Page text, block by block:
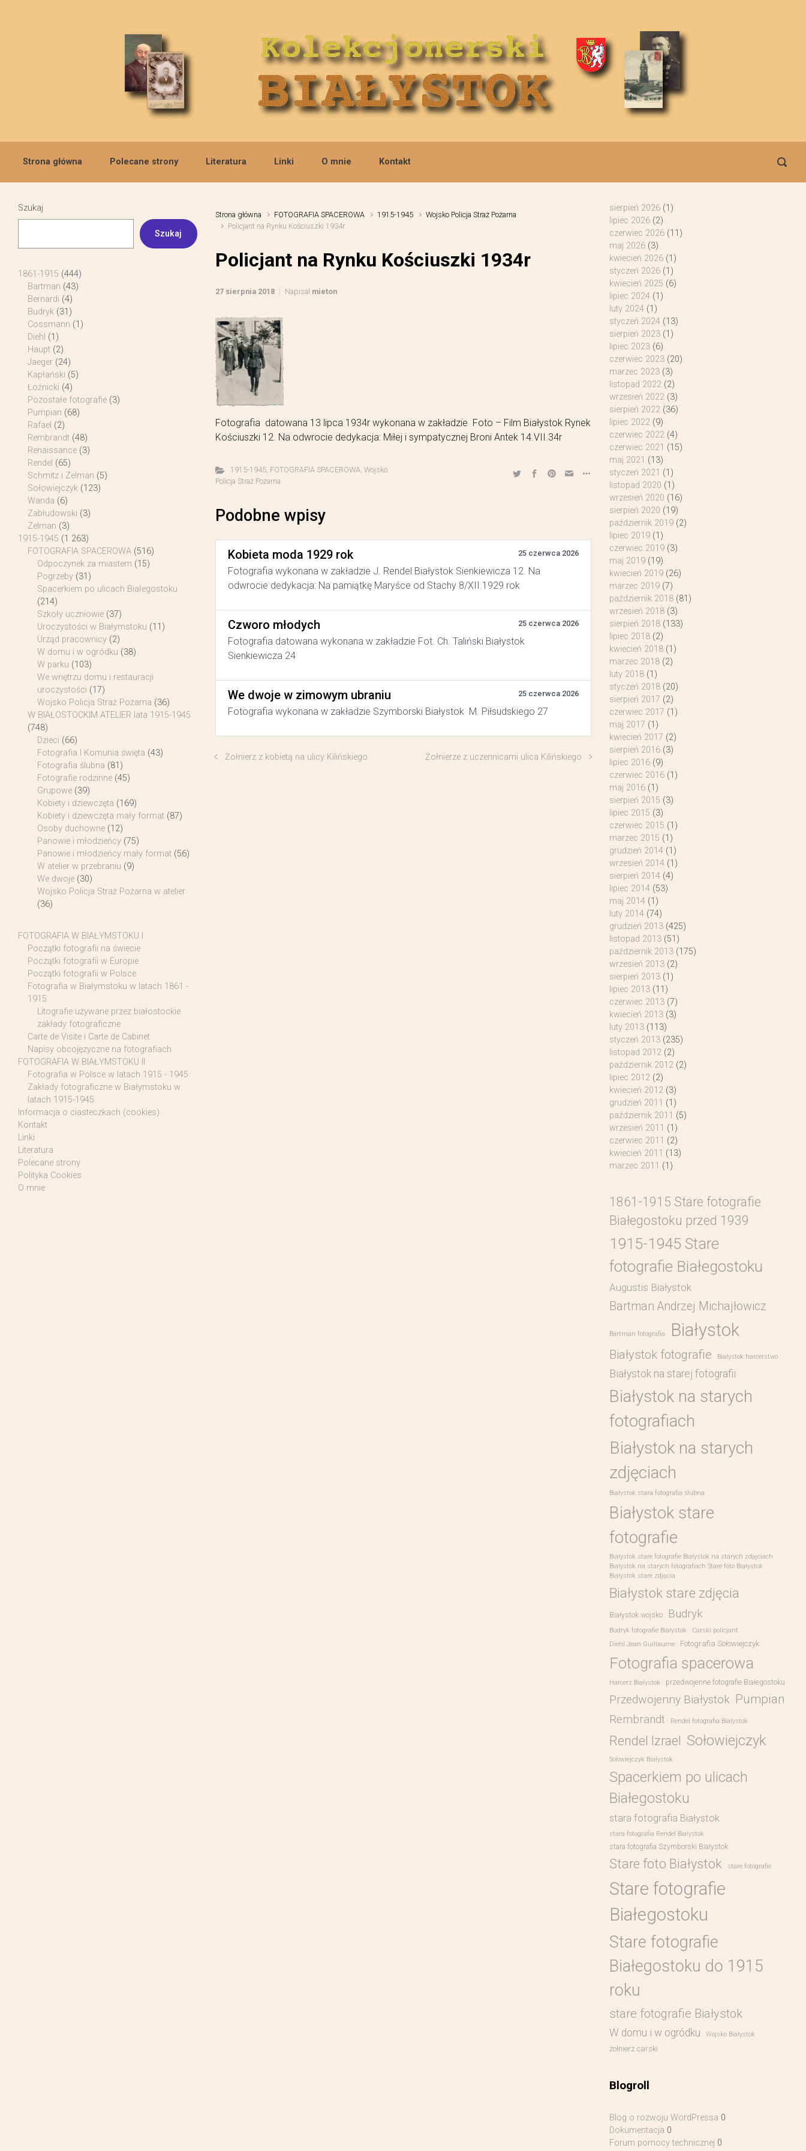
Strona główna Polecane strony Literatura Linki O mnie Kontakt
Strona główna FOTOGRAFIA SPACEROWA 1915-1945
Wojsko Policja Straż Pożarna
Policjant na Rynku Kościuszki 1934r
Policjant na Rynku Kościuszki 1934r
27 sierpnia 2018 Napisał mieton
Fotografia datowana 13 lipca 1934r wykonana w zakładzie Foto – Film Białystok Rynek
Kościuszki 12. Na odwrocie dedykacja: Miłej i sympatycznej Broni Antek 14.VII.34r
1915-1945, FOTOGRAFIA SPACEROWA,Wojsko
Policja Straż Pożarna
Podobne wpisy
Kobieta moda 1929 rok 25 czerwca 2026
Fotografia wykonana w zakładzie J. Rendel Białystok Sienkiewicza 12. Na
odwrocie dedykacja: Na pamiątkę Maryśce od Stachy 8/XII.1929 rok
Czworo młodych 25 czerwca 2026
Fotografia datowana wykonana w zakładzie Fot. Ch. Taliński Białystok
Sienkiewicza 24
We dwoje w zimowym ubraniu 25 czerwca 2026
Fotografia wykonana w zakładzie Szymborski Białystok M. Piłsudskiego 27
Żołnierz z kobietą na ulicy Kilińskiego Żołnierze z uczennicami ulica Kilińskiego
Szukaj
Szukaj
1861-1915 (444)
Bartman (43)
Bernardi (4)
Budryk (31)
Cossmann (1)
Diehl (1)
Haupt (2)
Jaeger (24)
Kapłański (5)
Łoźnicki (4)
Pozostałe fotografie (3)
Pumpian (68)
Rafael (2)
Rembrandt (48)
Renaissance (3)
Rendel (65)
Schmitz i Zelman (5)
Sołowiejczyk (123)
Wanda (6)
Zabłudowski (3)
Zelman (3)
1915-1945 (1 263)
FOTOGRAFIA SPACEROWA (516)
Odpoczynek za miastem (15)
Pogrzeby (31)
Spacerkiem po ulicach Białegostoku
(214)
Szkoły uczniowie (37)
Uroczystości w Białymstoku (11)
Urząd pracownicy (2)
W domu i w ogródku (38)
W parku (103)
We wnętrzu domu i restauracji
uroczystości (17)
Wojsko Policja Straż Pożarna (36)
W BIAŁOSTOCKIM ATELIER lata 1915-1945
(748)
Dzieci (66)
Fotografia I Komunia święta (43)
Fotografia ślubna (81)
Fotografie rodzinne (45)
Grupowe (39)
Kobiety i dziewczęta (169)
Kobiety i dziewczęta mały format (87)
Osoby duchowne (12)
Panowie i młodzieńcy (75)
Panowie i młodzieńcy mały format (56)
W atelier w przebraniu (9)
We dwoje (30)
Wojsko Policja Straż Pożarna w atelier
(36)
FOTOGRAFIA W BIAŁYMSTOKU I
Początki fotografii na świecie
Początki fotografii w Europie
Początki fotografii w Polsce
Fotografia w Białymstoku w latach 1861 -
1915
Litografie używane przez białostockie
zakłady fotograficzne
Carte de Visite i Carte de Cabinet
Napisy obcojęzyczne na fotografiach
FOTOGRAFIA W BIAŁYMSTOKU II
Fotografia w Polsce w latach 1915 - 1945
Zakłady fotograficzne w Białymstoku w
latach 1915-1945
Informacja o ciasteczkach (cookies)
Kontakt
Linki
Literatura
Polecane strony
Polityka Cookies
O mnie
sierpień 2026(1)
lipiec 2026(2)
czerwiec 2026(11)
maj 2026(3)
kwiecień 2026(1)
styczeń 2026(1)
kwiecień 2025 (6)
lipiec 2024(1)
luty 2024(1)
styczeń 2024(13)
sierpień 2023(1)
lipiec 2023(6)
czerwiec 2023(20)
marzec 2023(3)
listopad 2022(2)
wrzesień 2022(3)
sierpień 2022(36)
lipiec 2022(9)
czerwiec 2022(4)
czerwiec 2021 (15)
maj 2021 (13)
styczeń 2021 (1)
listopad 2020 (1)
wrzesień 2020 (16)
sierpień 2020 (19)
październik 2019(2)
lipiec 2019(1)
czerwiec 2019(3)
maj 2019(19)
kwiecień 2019(26)
marzec 2019(7)
październik 2018(81)
wrzesień 2018(3)
sierpień 2018(133)
lipiec 2018(2)
kwiecień 2018(1)
marzec 2018(2)
luty 2018(1)
styczeń 2018(20)
sierpień 2017 (2)
czerwiec 2017 (1)
maj 2017 (1)
kwiecień 2017 (2)
sierpień 2016(3)
lipiec 2016(9)
czerwiec 2016(1)
maj 2016(1)
sierpień 2015 (3)
lipiec 2015 (3)
czerwiec 2015 (1)
marzec 2015 (1)
grudzień 2014(1)
wrzesień 2014(1)
sierpień 2014(4)
lipiec 2014(53)
maj 2014(1)
luty 2014(74)
grudzień 2013(425)
listopad 2013(51)
październik 2013(175)
wrzesień 2013(2)
sierpień 2013(1)
lipiec 2013(11)
czerwiec 2013(7)
kwiecień 2013(3)
luty 2013(113)
styczeń 2013(235)
listopad 2012(2)
październik 2012(2)
lipiec 2012(2)
kwiecień 2012(3)
grudzień 2011 (1)
październik 2011 (5)
wrzesień 2011 (1)
czerwiec 2011 (2)
kwiecień 2011 (13)
marzec 2011 (1)
1861-1915 Stare fotografie
Białegostoku przed 1939
1915-1945 Stare
fotografie Białegostoku
Augustis Białystok
Bartman Andrzej Michajłowicz
Bartman fotografia Białystok
Białystok fotografie Białystok harcerstwo
Białystok na starej fotografii
Białystok na starych
fotografiach
Białystok na starych
zdjęciach
Białystok stara fotografia ślubna
Białystok stare
fotografie
Białystok stare fotografie Białystok na starych zdjęciach
Białystok na starych fotografiach Stare foto Białystok
Białystok stare zdjęcia
Białystok stare zdjęcia
Białystok wojsko Budryk
Budryk fotografie Białystok
Carski policjant
Diehl Jean Guillaume
Fotografia Sołowiejczyk
Fotografia spacerowa
Harcerz Białystok przedwojenne fotografie Białegostoku
Przedwojenny Białystok Pumpian
Rembrandt Rendel fotografia Bialystok
Rendel Izrael Sołowiejczyk
Sołowiejczyk Białystok
Spacerkiem po ulicach
Białegostoku
stara fotografia Białystok
stara fotografia Rendel Białystok
stara fotografia Szymborski Białystok
Stare foto Białystok stare fotografie
Stare fotografie
Białegostoku
Stare fotografie
Białegostoku do 1915
roku
stare fotografie Białystok
W domu i w ogródku Wojsko Białystok
żołnierz carski
Blogroll
Blog o rozwoju WordPressa 0
Dokumentacja 0
Forum pomocy technicznej 0